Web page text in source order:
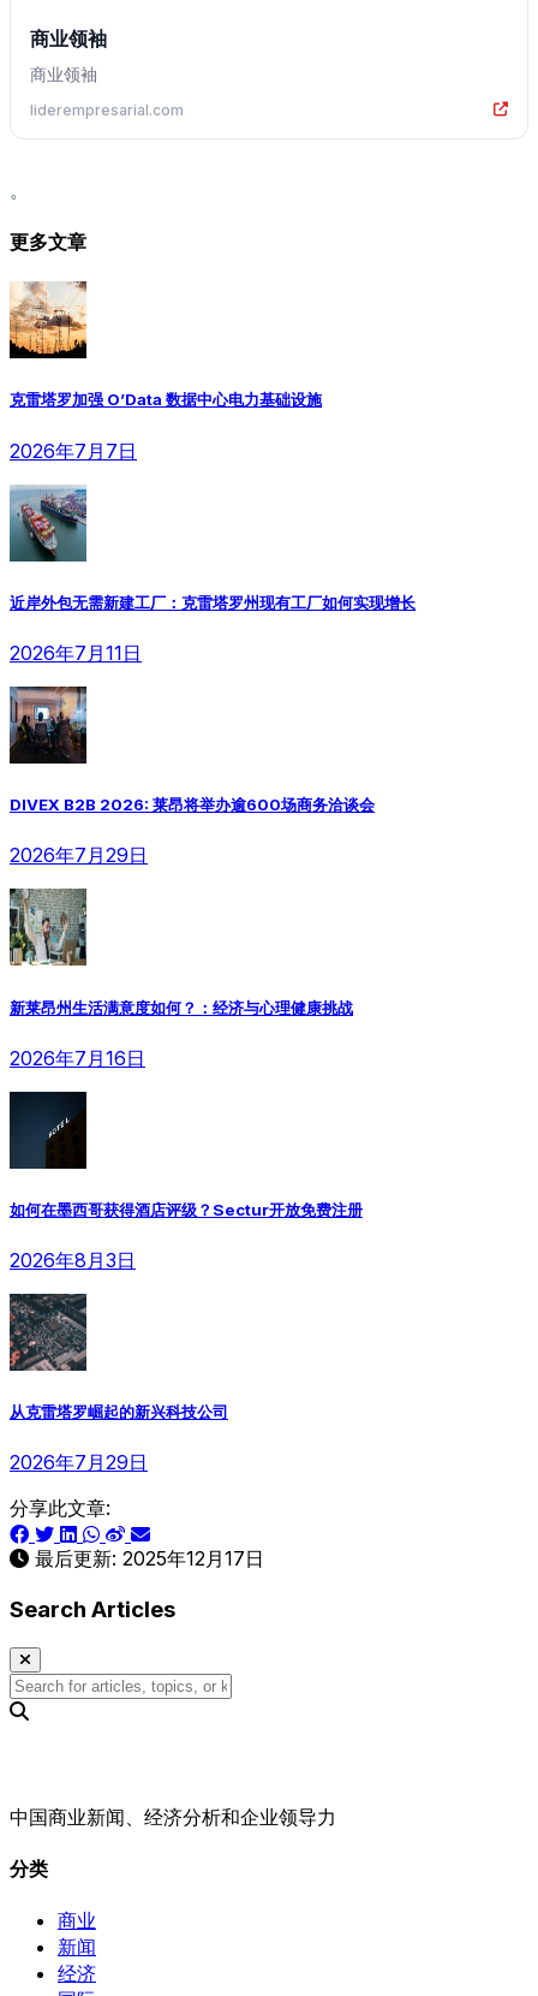
商业领袖
商业领袖
liderempresarial.com
。
更多文章
克雷塔罗加强 O’Data 数据中心电力基础设施
2026年7月7日
近岸外包无需新建工厂：克雷塔罗州现有工厂如何实现增长
2026年7月11日
DIVEX B2B 2026: 莱昂将举办逾600场商务洽谈会
2026年7月29日
新莱昂州生活满意度如何？：经济与心理健康挑战
2026年7月16日
如何在墨西哥获得酒店评级？Sectur开放免费注册
2026年8月3日
从克雷塔罗崛起的新兴科技公司
2026年7月29日
分享此文章:
最后更新: 2025年12月17日
Search Articles
中国商业新闻、经济分析和企业领导力
分类
商业
新闻
经济